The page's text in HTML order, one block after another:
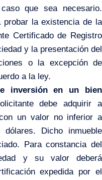
que sea necesario.
probar la existencia de la
Certificado de Registro
y la presentación del
o la excepción de
a la ley.
inversión en un bien
debe adquirir a
un valor no inferior a
dólares. Dicho inmueble
Para constancia del
y su valor deberá
expedida por el